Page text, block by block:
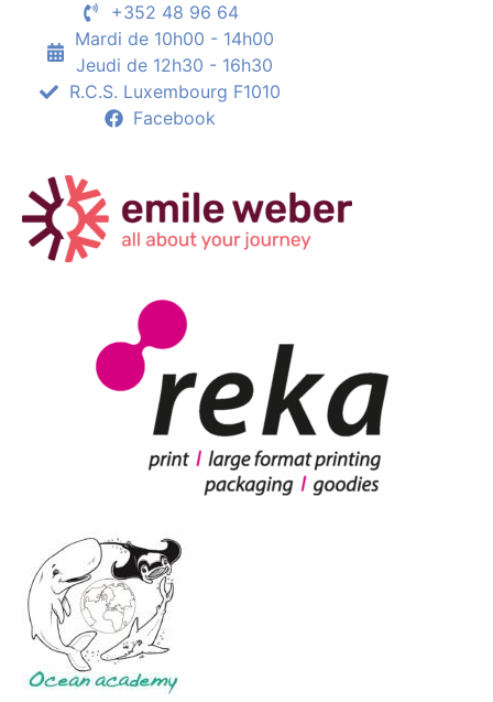
+352 48 96 64
Mardi de 10h00 - 14h00
Jeudi de 12h30 - 16h30
R.C.S. Luxembourg F1010
Facebook